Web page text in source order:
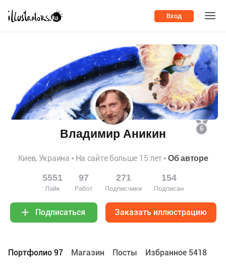
Вход
6
Владимир Аникин
Киев, Украина На сайте больше 15 лет Об авторе
5551
Лайк
97
Работ
271
Подписчики
154
Подписан
Подписаться Заказать иллюстрацию
Портфолио 97 Maгазин Посты Избранное 5418